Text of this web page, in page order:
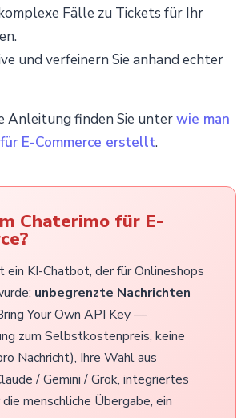
Fälle zu Tickets für Ihr
und verfeinern Sie anhand echter
Anleitung finden Sie unterwie man
E-Commerce erstellt.
Chaterimo für E-
ein KI-Chatbot, der für Onlineshops
unbegrenzte Nachrichten
Your Own API Key —
zum Selbstkostenpreis, keine
Nachricht), Ihre Wahl aus
/ Gemini / Grok, integriertes
menschliche Übergabe, ein